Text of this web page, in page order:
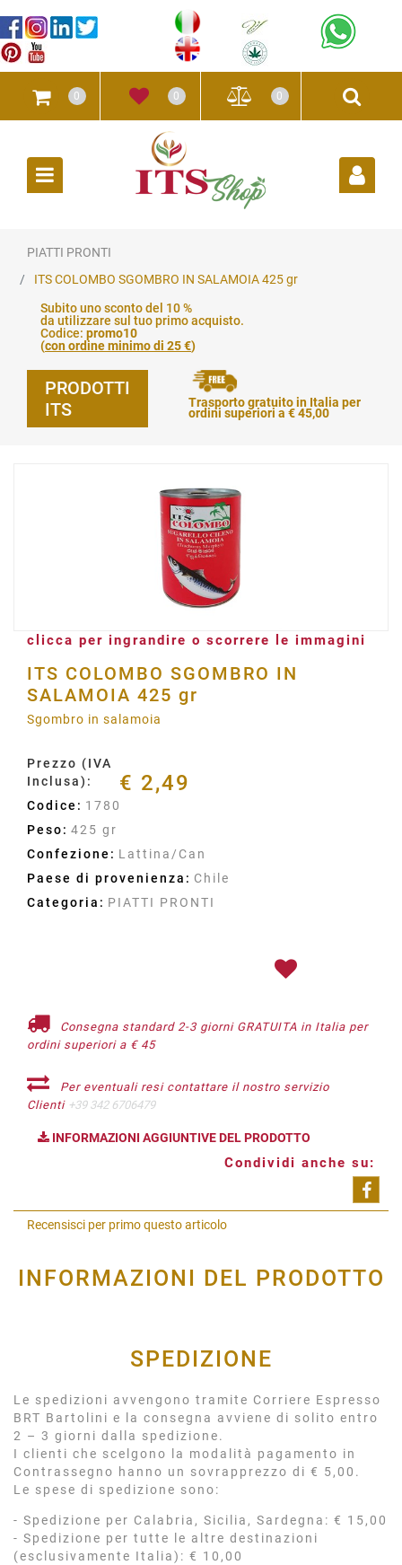
0 0 0
PIATTI PRONTI
ITS COLOMBO SGOMBRO IN SALAMOIA 425 gr
Subito uno sconto del 10 %
da utilizzare sul tuo primo acquisto.
Codice: promo10
(con ordine minimo di 25 €)
PRODOTTI
ITS
Trasporto gratuito in Italia per
ordini superiori a € 45,00
clicca per ingrandire o scorrere le immagini
ITS COLOMBO SGOMBRO IN
SALAMOIA 425 gr
Sgombro in salamoia
Prezzo (IVA
Inclusa):
€ 2,49
Codice: 1780
Peso: 425 gr
Confezione: Lattina/Can
Paese di provenienza: Chile
Categoria: PIATTI PRONTI
Consegna standard 2-3 giorni GRATUITA in Italia per
ordini superiori a € 45
Per eventuali resi contattare il nostro servizio
Clienti +39 342 6706479
INFORMAZIONI AGGIUNTIVE DEL PRODOTTO
Condividi anche su:
Recensisci per primo questo articolo
INFORMAZIONI DEL PRODOTTO
SPEDIZIONE
Le spedizioni avvengono tramite Corriere Espresso
BRT Bartolini e la consegna avviene di solito entro
2 – 3 giorni dalla spedizione.
I clienti che scelgono la modalità pagamento in
Contrassegno hanno un sovrapprezzo di € 5,00.
Le spese di spedizione sono:
- Spedizione per Calabria, Sicilia, Sardegna: € 15,00
- Spedizione per tutte le altre destinazioni
(esclusivamente Italia): € 10,00